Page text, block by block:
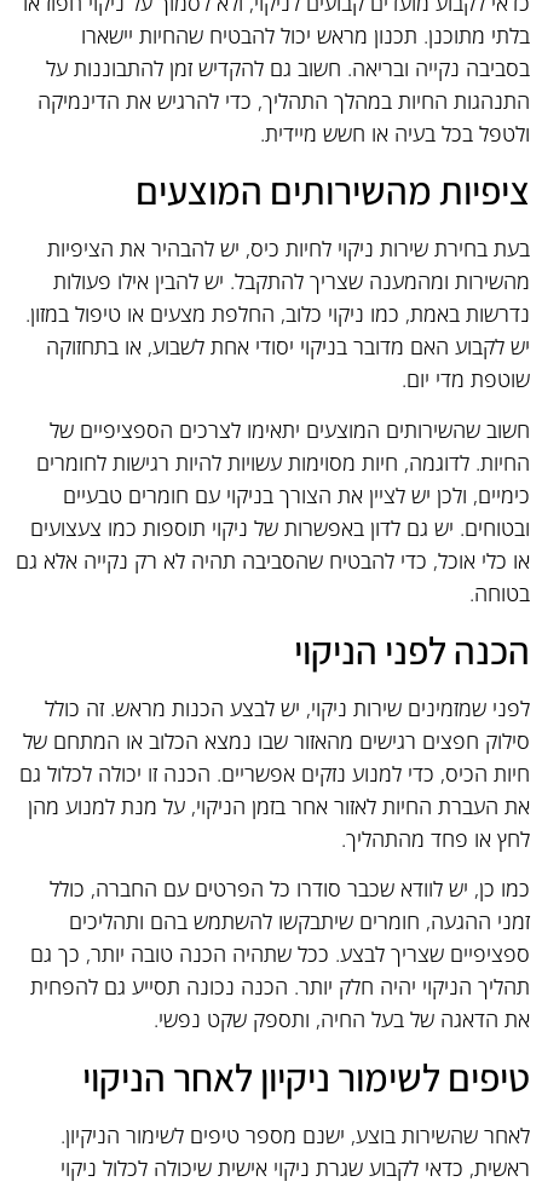
בלתי מתוכנן. תכנון מראש יכול להבטיח שהחיות יישארו
בסביבה נקייה ובריאה. חשוב גם להקדיש זמן להתבוננות על
התנהגות החיות במהלך התהליך, כדי להרגיש את הדינמיקה
ולטפל בכל בעיה או חשש מיידית.
ציפיות מהשירותים המוצעים
בעת בחירת שירות ניקוי לחיות כיס, יש להבהיר את הציפיות
מהשירות ומהמענה שצריך להתקבל. יש להבין אילו פעולות
נדרשות באמת, כמו ניקוי כלוב, החלפת מצעים או טיפול במזון.
יש לקבוע האם מדובר בניקוי יסודי אחת לשבוע, או בתחזוקה
שוטפת מדי יום.
חשוב שהשירותים המוצעים יתאימו לצרכים הספציפיים של
החיות. לדוגמה, חיות מסוימות עשויות להיות רגישות לחומרים
כימיים, ולכן יש לציין את הצורך בניקוי עם חומרים טבעיים
ובטוחים. יש גם לדון באפשרות של ניקוי תוספות כמו צעצועים
או כלי אוכל, כדי להבטיח שהסביבה תהיה לא רק נקייה אלא גם
בטוחה.
הכנה לפני הניקוי
לפני שמזמינים שירות ניקוי, יש לבצע הכנות מראש. זה כולל
סילוק חפצים רגישים מהאזור שבו נמצא הכלוב או המתחם של
חיות הכיס, כדי למנוע נזקים אפשריים. הכנה זו יכולה לכלול גם
את העברת החיות לאזור אחר בזמן הניקוי, על מנת למנוע מהן
לחץ או פחד מהתהליך.
כמו כן, יש לוודא שכבר סודרו כל הפרטים עם החברה, כולל
זמני ההגעה, חומרים שיתבקשו להשתמש בהם ותהליכים
ספציפיים שצריך לבצע. ככל שתהיה הכנה טובה יותר, כך גם
תהליך הניקוי יהיה חלק יותר. הכנה נכונה תסייע גם להפחית
את הדאגה של בעל החיה, ותספק שקט נפשי.
טיפים לשימור ניקיון לאחר הניקוי
לאחר שהשירות בוצע, ישנם מספר טיפים לשימור הניקיון.
ראשית, כדאי לקבוע שגרת ניקוי אישית שיכולה לכלול ניקוי